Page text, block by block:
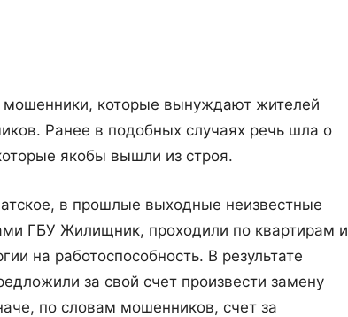
мошенники, которые вынуждают жителей
Ранее в подобных случаях речь шла о
якобы вышли из строя.
в прошлые выходные неизвестные
ГБУ Жилищник, проходили по квартирам и
на работоспособность. В результате
за свой счет произвести замену
по словам мошенников, счет за